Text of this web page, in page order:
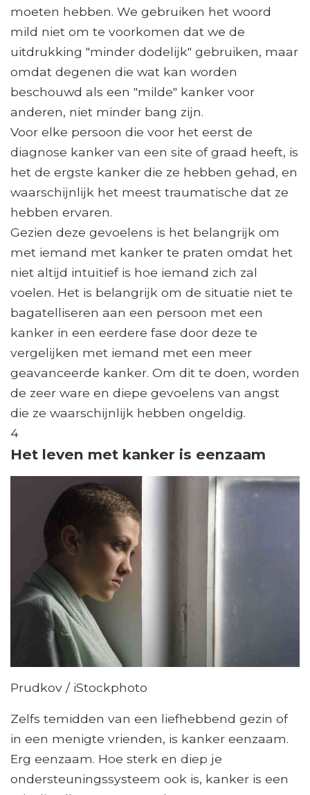
moeten hebben. We gebruiken het woord
mild niet om te voorkomen dat we de
uitdrukking "minder dodelijk" gebruiken, maar
omdat degenen die wat kan worden
beschouwd als een "milde" kanker voor
anderen, niet minder bang zijn.
Voor elke persoon die voor het eerst de
diagnose kanker van een site of graad heeft, is
het de ergste kanker die ze hebben gehad, en
waarschijnlijk het meest traumatische dat ze
hebben ervaren.
Gezien deze gevoelens is het belangrijk om
met iemand met kanker te praten omdat het
niet altijd intuïtief is hoe iemand zich zal
voelen. Het is belangrijk om de situatie niet te
bagatelliseren aan een persoon met een
kanker in een eerdere fase door deze te
vergelijken met iemand met een meer
geavanceerde kanker. Om dit te doen, worden
de zeer ware en diepe gevoelens van angst
die ze waarschijnlijk hebben ongeldig.
4
Het leven met kanker is eenzaam
Prudkov / iStockphoto
Zelfs temidden van een liefhebbend gezin of
in een menigte vrienden, is kanker eenzaam.
Erg eenzaam. Hoe sterk en diep je
ondersteuningssysteem ook is, kanker is een